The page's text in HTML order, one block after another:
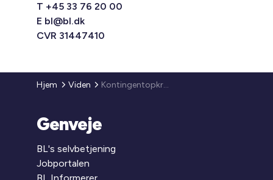
T +45 33 76 20 00
E bl@bl.dk
CVR 31447410
Hjem Viden Kontingentopkrævning 2026
Genveje
BL's selvbetjening
Jobportalen